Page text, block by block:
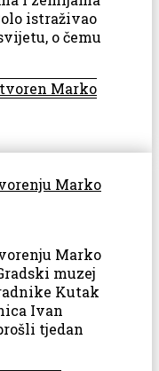
istraživao
o čemu
Marko
Marko
Marko
muzej
Kutak
Ivan
tjedan